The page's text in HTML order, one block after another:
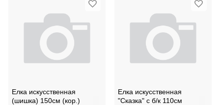
Елка искусственная
(шишка) 150см (кор.)
Елка искусственная
"Сказка" с б/к 110см